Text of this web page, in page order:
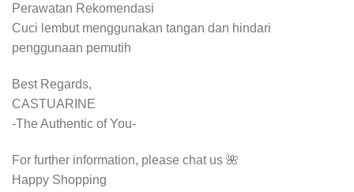
Perawatan Rekomendasi
Cuci lembut menggunakan tangan dan hindari
penggunaan pemutih
Best Regards,
CASTUARINE
-The Authentic of You-
For further information, please chat us 🌺
Happy Shopping